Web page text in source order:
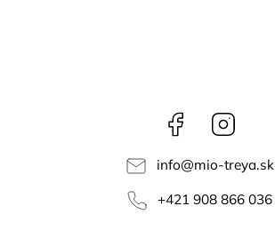
Facebook
info@mio-treya.sk
+421 908 866 036